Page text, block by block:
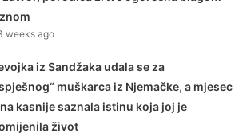
weeks ago
iz Sandžaka udala se za
muškarca iz Njemačke, a mjesec
kasnije saznala istinu koja joj je
život